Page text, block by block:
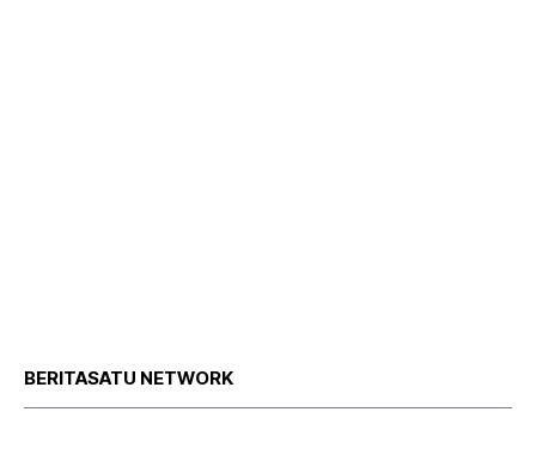
BERITASATU NETWORK